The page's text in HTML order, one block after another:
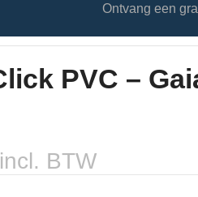
Ontvang een
PVC –
BTW